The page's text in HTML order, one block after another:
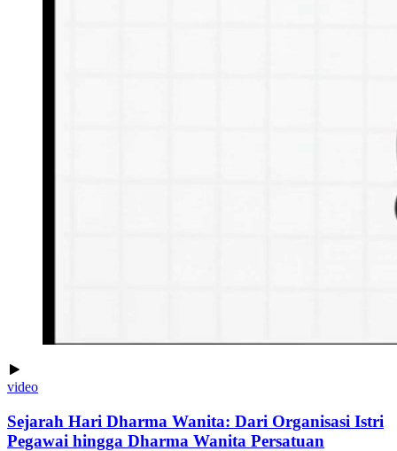
video
Sejarah Hari Dharma Wanita: Dari Organisasi Istri
Pegawai hingga Dharma Wanita Persatuan